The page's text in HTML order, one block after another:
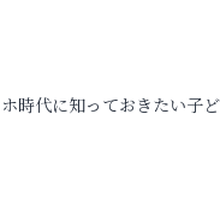
時代に知っておきたい子